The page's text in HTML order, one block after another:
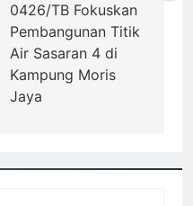
0426/TB Fokuskan
Pembangunan Titik
Air Sasaran 4 di
Kampung Moris
Jaya